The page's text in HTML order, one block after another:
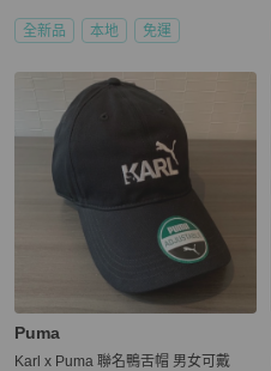
全新品 本地 免運
Puma
Karl x Puma 聯名鴨舌帽 男女可戴